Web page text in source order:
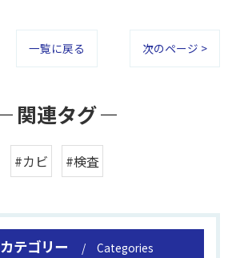
一覧に戻る 次のページ >
関連タグ
#カビ #検査
カテゴリー Categories